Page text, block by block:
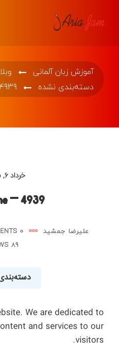
آموزش زبان آلمانی
دسته‌بندی نشده
خرداد ۶, ۱۴۰۵
– 4939
علیرضا جمشید 0 COMMENTS
89 VIEWS
We are dedicated to
and services to our
visitors.